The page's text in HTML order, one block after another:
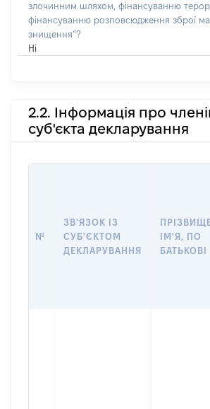
злочинним шляхом, фінансуванню
фінансуванню розповсюдження зброї
знищення”?
Ні
2.2. Інформація про
суб'єкта декларування
№
ЗВ'ЯЗОК ІЗ
СУБ'ЄКТОМ
ДЕКЛАРУВАННЯ
ІМ'Я, ПО
БАТЬКОВІ